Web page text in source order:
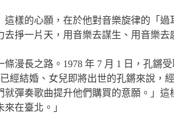
樣的心願，在於他對音樂旋律的「
掙一片天，用音樂去謀生、用音樂去
漫長之路。1978 年 7 月 1 日，孔鏘
經結婚、女兒即將出世的孔鏘來說，
彈奏歌曲提升他們購買的意願。」
在臺北。」